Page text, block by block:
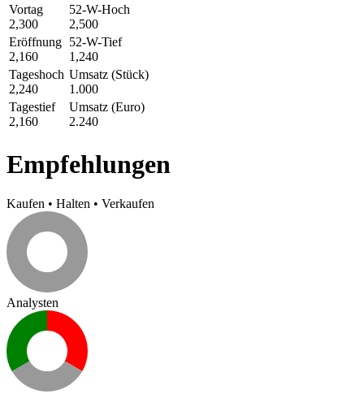
Vortag
2,300
52-W-Hoch
2,500
Eröffnung
2,160
52-W-Tief
1,240
Tageshoch
2,240
Umsatz (Stück)
1.000
Tagestief
2,160
Umsatz (Euro)
2.240
Empfehlungen
Kaufen • Halten • Verkaufen
Analysten